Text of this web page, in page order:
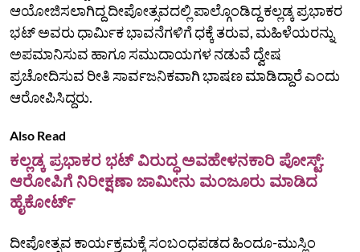
ಆಯೋಜಿಸಲಾಗಿದ್ದ ದೀಪೋತ್ಸವದಲ್ಲಿ ಪಾಲ್ಗೊಂಡಿದ್ದ ಕಲ್ಲಡ್ಕ ಪ್ರಭಾಕರ
ಭಟ್ ಅವರು ಧಾರ್ಮಿಕ ಭಾವನೆಗಳಿಗೆ ಧಕ್ಕೆ ತರುವ, ಮಹಿಳೆಯರನ್ನು
ಅಪಮಾನಿಸುವ ಹಾಗೂ ಸಮುದಾಯಗಳ ನಡುವೆ ದ್ವೇಷ
ಪ್ರಚೋದಿಸುವ ರೀತಿ ಸಾರ್ವಜನಿಕವಾಗಿ ಭಾಷಣ ಮಾಡಿದ್ದಾರೆ ಎಂದು
ಆರೋಪಿಸಿದ್ದರು.
Also Read
ಕಲ್ಲಡ್ಕ ಪ್ರಭಾಕರ ಭಟ್ ವಿರುದ್ಧ ಅವಹೇಳನಕಾರಿ ಪೋಸ್ಟ್:
ಆರೋಪಿಗೆ ನಿರೀಕ್ಷಣಾ ಜಾಮೀನು ಮಂಜೂರು ಮಾಡಿದ
ಹೈಕೋರ್ಟ್‌
ದೀಪೋತ್ಸವ ಕಾರ್ಯಕ್ರಮಕ್ಕೆ ಸಂಬಂಧಪಡದ ಹಿಂದೂ-ಮುಸ್ಲಿಂ